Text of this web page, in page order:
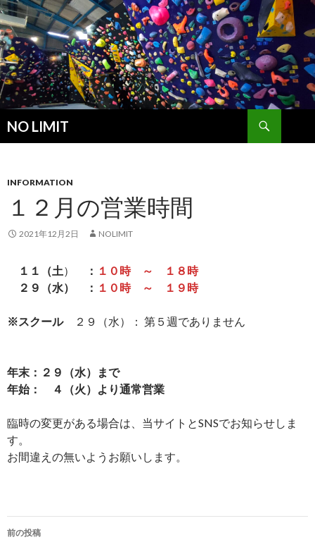
NO LIMIT
索
ン
へ
キ
INFORMATION
１２月の営業時間
2021年12月2日 NOLIMIT
１１（土） ： １０時
～ １８時
２９（水） ： １０時 ～ １９時
※スクール２９（水）： 第５週でありません
年末：２９（水）まで
年始： ４（火）より通常営業
臨時の変更がある場合は、当サイトとSNSでお知らせしま
す。
お間違えの無いようお願いします。
投
前の投稿